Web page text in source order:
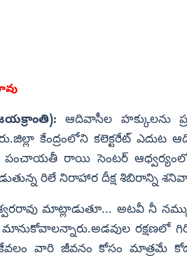
ఆదివాసీల హక్కులను
కేంద్రంలోని కలెక్టరేట్
రాయి సెంటర్
రిలే నిరాహార దీక్ష శిబిరాన్ని
మాట్లాడుతూ... అటవీ నీ
రక్షణలో
వారి జీవనం కోసం మాత్రమే